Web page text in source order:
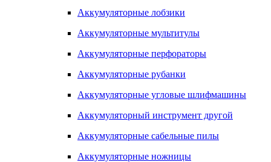
Аккумуляторные лобзики
Аккумуляторные мультитулы
Аккумуляторные перфораторы
Аккумуляторные рубанки
Аккумуляторные угловые шлифмашины
Аккумуляторный инструмент другой
Аккумуляторные сабельные пилы
Аккумуляторные ножницы